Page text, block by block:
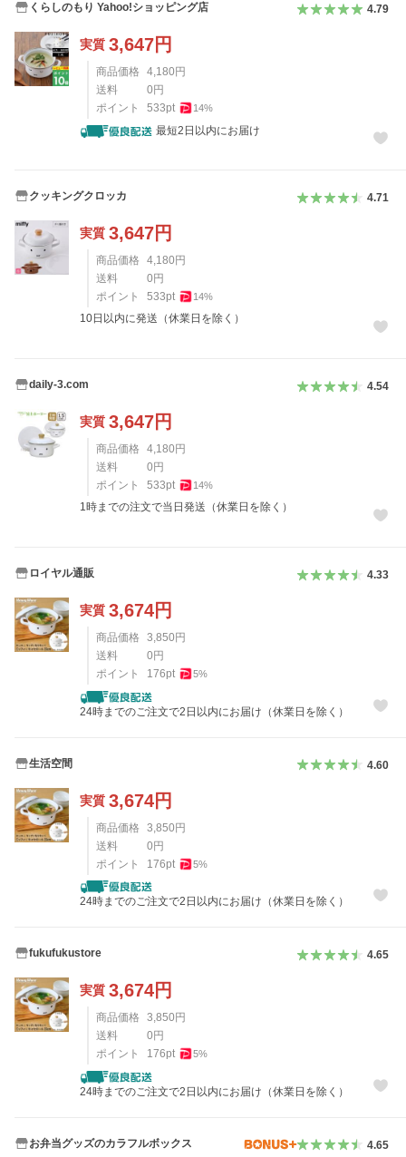
くらしのもり Yahoo!ショッピング店 4.79
実質 3,647円
商品価格 4,180 円
送料
0 円
ポイント
533pt 14%
最短2日以内にお届け
クッキングクロッカ 4.71
実質 3,647円
商品価格 4,180 円
送料
0 円
ポイント
533pt 14%
10日以内に発送（休業日を除く）
daily-3.com 4.54
実質 3,647円
商品価格 4,180 円
送料
0 円
ポイント
533pt 14%
1時までの注文で当日発送（休業日を除く）
ロイヤル通販 4.33
実質 3,674円
商品価格 3,850 円
送料
0 円
ポイント
176pt 5%
24時までのご注文で2日以内にお届け（休業日を除く）
生活空間 4.60
実質 3,674円
商品価格 3,850円
送料
0円
ポイント
176pt 5%
24時までのご注文で2日以内にお届け（休業日を除く）
fukufukustore 4.65
実質 3,674円
商品価格 3,850 円
送料
0 円
ポイント
176pt 5%
24時までのご注文で2日以内にお届け（休業日を除く）
お弁当グッズのカラフルボックス 4.65